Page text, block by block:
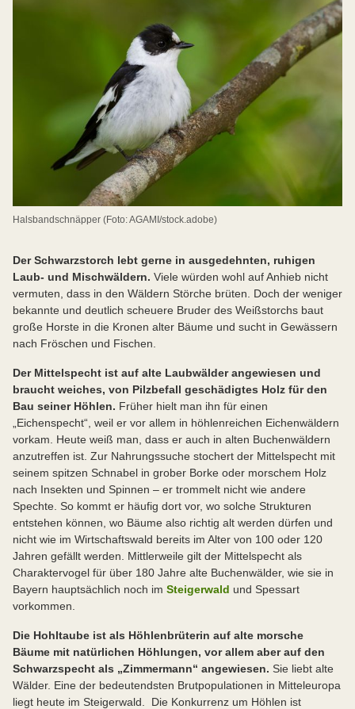
Halsbandschnäpper (Foto: AGAMI/stock.adobe)
Der Schwarzstorch lebt gerne in ausgedehnten, ruhigen
Laub- und Mischwäldern. Viele würden wohl auf Anhieb nicht
vermuten, dass in den Wäldern Störche brüten. Doch der weniger
bekannte und deutlich scheuere Bruder des Weißstorchs baut
große Horste in die Kronen alter Bäume und sucht in Gewässern
nach Fröschen und Fischen.
Der Mittelspecht ist auf alte Laubwälder angewiesen und
braucht weiches, von Pilzbefall geschädigtes Holz für den
Bau seiner Höhlen. Früher hielt man ihn für einen
„Eichenspecht“, weil er vor allem in höhlenreichen Eichenwäldern
vorkam. Heute weiß man, dass er auch in alten Buchenwäldern
anzutreffen ist. Zur Nahrungssuche stochert der Mittelspecht mit
seinem spitzen Schnabel in grober Borke oder morschem Holz
nach Insekten und Spinnen – er trommelt nicht wie andere
Spechte. So kommt er häufig dort vor, wo solche Strukturen
entstehen können, wo Bäume also richtig alt werden dürfen und
nicht wie im Wirtschaftswald bereits im Alter von 100 oder 120
Jahren gefällt werden. Mittlerweile gilt der Mittelspecht als
Charaktervogel für über 180 Jahre alte Buchenwälder, wie sie in
Bayern hauptsächlich noch im Steigerwald und Spessart
vorkommen.
Die Hohltaube ist als Höhlenbrüterin auf alte morsche
Bäume mit natürlichen Höhlungen, vor allem aber auf den
Schwarzspecht als „Zimmermann“ angewiesen. Sie liebt alte
Wälder. Eine der bedeutendsten Brutpopulationen in Mitteleuropa
liegt heute im Steigerwald. Die Konkurrenz um Höhlen ist